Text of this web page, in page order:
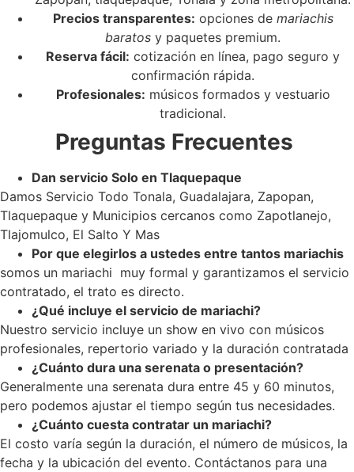
Precios transparentes: opciones de mariachis
baratos y paquetes premium.
Reserva fácil: cotización en línea, pago seguro y
confirmación rápida.
Profesionales: músicos formados y vestuario
tradicional.
Preguntas Frecuentes
Dan servicio Solo en Tlaquepaque
Damos Servicio Todo Tonala, Guadalajara, Zapopan,
Tlaquepaque y Municipios cercanos como Zapotlanejo,
Tlajomulco, El Salto Y Mas
Por que elegirlos a ustedes entre tantos mariachis
somos un mariachi muy formal y garantizamos el servicio
contratado, el trato es directo.
¿Qué incluye el servicio de mariachi?
Nuestro servicio incluye un show en vivo con músicos
profesionales, repertorio variado y la duración contratada
¿Cuánto dura una serenata o presentación?
Generalmente una serenata dura entre 45 y 60 minutos,
pero podemos ajustar el tiempo según tus necesidades.
¿Cuánto cuesta contratar un mariachi?
El costo varía según la duración, el número de músicos, la
fecha y la ubicación del evento. Contáctanos para una